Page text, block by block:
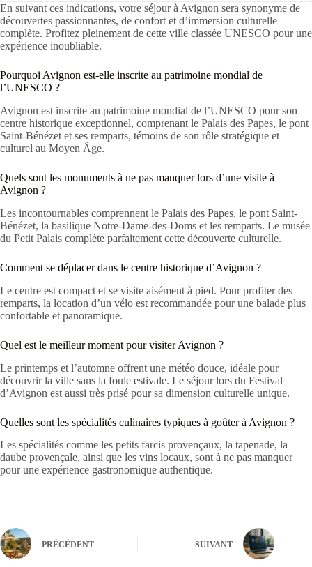
En suivant ces indications, votre séjour à Avignon sera synonyme de
découvertes passionnantes, de confort et d’immersion culturelle
complète. Profitez pleinement de cette ville classée UNESCO pour une
expérience inoubliable.
Pourquoi Avignon est-elle inscrite au patrimoine mondial de
l’UNESCO ?
Avignon est inscrite au patrimoine mondial de l’UNESCO pour son
centre historique exceptionnel, comprenant le Palais des Papes, le pont
Saint-Bénézet et ses remparts, témoins de son rôle stratégique et
culturel au Moyen Âge.
Quels sont les monuments à ne pas manquer lors d’une visite à
Avignon ?
Les incontournables comprennent le Palais des Papes, le pont Saint-
Bénézet, la basilique Notre-Dame-des-Doms et les remparts. Le musée
du Petit Palais complète parfaitement cette découverte culturelle.
Comment se déplacer dans le centre historique d’Avignon ?
Le centre est compact et se visite aisément à pied. Pour profiter des
remparts, la location d’un vélo est recommandée pour une balade plus
confortable et panoramique.
Quel est le meilleur moment pour visiter Avignon ?
Le printemps et l’automne offrent une météo douce, idéale pour
découvrir la ville sans la foule estivale. Le séjour lors du Festival
d’Avignon est aussi très prisé pour sa dimension culturelle unique.
Quelles sont les spécialités culinaires typiques à goûter à Avignon ?
Les spécialités comme les petits farcis provençaux, la tapenade, la
daube provençale, ainsi que les vins locaux, sont à ne pas manquer
pour une expérience gastronomique authentique.
PRÉCÉDENT SUIVANT